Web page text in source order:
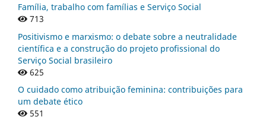
Família, trabalho com famílias e Serviço Social
713
Positivismo e marxismo: o debate sobre a neutralidade
científica e a construção do projeto profissional do
Serviço Social brasileiro
625
O cuidado como atribuição feminina: contribuições para
um debate ético
551